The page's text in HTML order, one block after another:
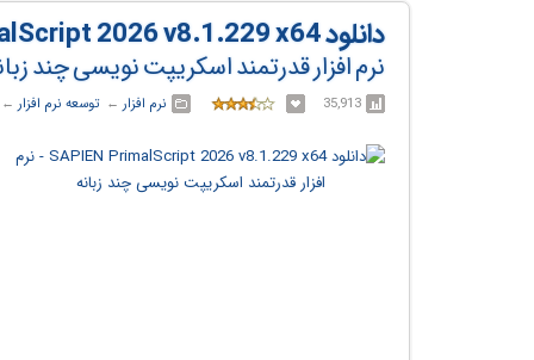
دانلود SAPIEN PrimalScript 2026 v8.1.229 x64
نرم افزار قدرتمند اسکریپت نویسی چند
35,913 نرم افزار ← ‏توسعه نرم افزار ← ‏